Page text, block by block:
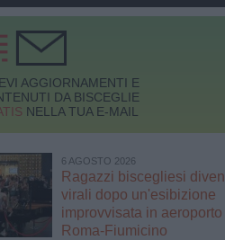
AGGIORNAMENTI E
DA BISCEGLIE
NELLA TUA E-MAIL
6 AGOSTO 2026
Ragazzi biscegliesi
virali dopo un'esibizione
improvvisata in aeroporto
Roma-Fiumicino